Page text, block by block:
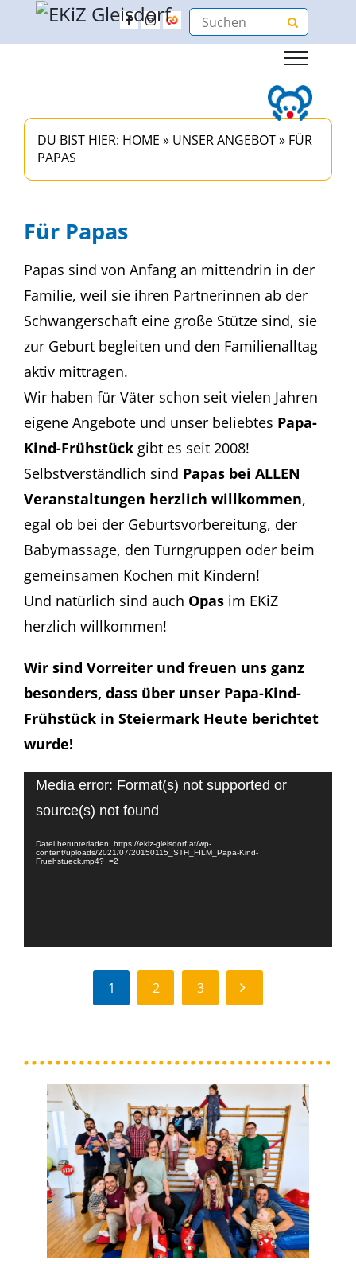
DU BIST HIER: HOME » UNSER ANGEBOT» FÜR
PAPAS
Für Papas
Papas sind von Anfang an mittendrin in der
Familie, weil sie ihren Partnerinnen ab der
Schwangerschaft eine große Stütze sind, sie
zur Geburt begleiten und den Familienalltag
aktiv mittragen.
Wir haben für Väter schon seit vielen Jahren
eigene Angebote und unser beliebtes Papa-
Kind-Frühstück gibt es seit 2008!
Selbstverständlich sind Papas bei ALLEN
Veranstaltungen herzlich willkommen,
egal ob bei der Geburtsvorbereitung, der
Babymassage, den Turngruppen oder beim
gemeinsamen Kochen mit Kindern!
Und natürlich sind auch Opas im EKiZ
herzlich willkommen!
Wir sind Vorreiter und freuen uns ganz
besonders, dass über unser Papa-Kind-
Frühstück in Steiermark Heute berichtet
wurde!
Video-
Media error: Format(s) not supported or
source(s) not found
Datei herunterladen: https://ekiz-gleisdorf.at/wp-
content/uploads/2021/07/20150115_STH_FILM_Papa-Kind-
Fruehstueck.mp4?_=2
1 2 3 WEITER